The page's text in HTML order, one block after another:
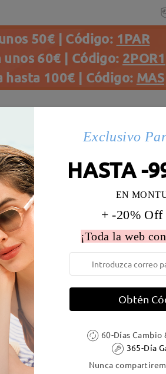
50€ | Código: 1PAR
unos 60€ | Código: 2POR1
hasta 100€ | Código: MAS
) Diametro de lentes: 62 mm
Material de la montura: Tr
DELIVERY
Exclusivo
HASTA -
EN
+ -20% Off
¡Toda la web
Obtén
60-Días Cambio
365-Día
Nunca